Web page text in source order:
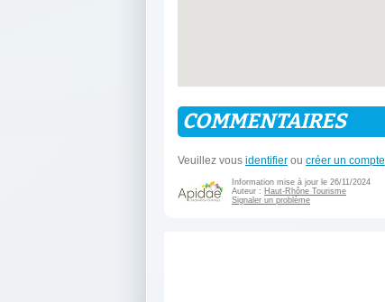
COMMENTAIRES
Veuillez vous identifier ou créer un compte
Information mise à jour le 26/11/2024
Auteur : Haut-Rhône Tourisme
Signaler un problème